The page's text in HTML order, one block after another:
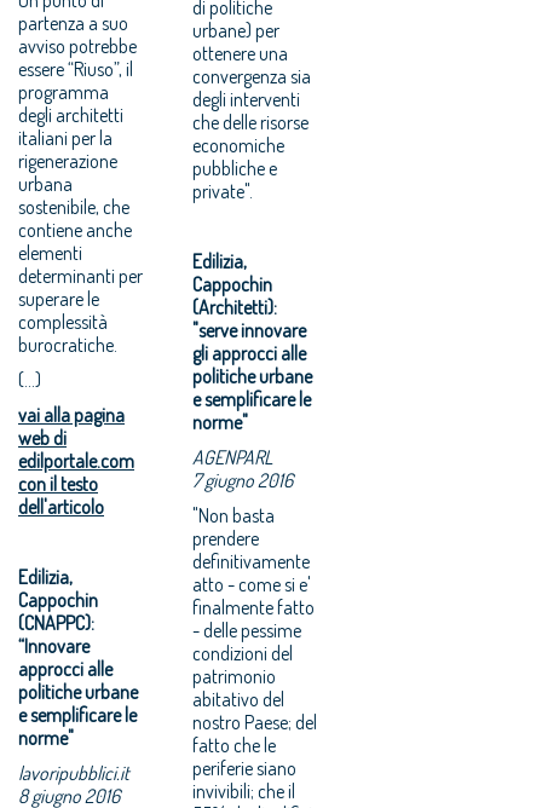
partenza a suo
avviso potrebbe
essere “Riuso”, il
programma
degli architetti
italiani per la
rigenerazione
urbana
sostenibile, che
contiene anche
elementi
determinanti per
superare le
complessità
burocratiche.
(...)
vai alla pagina
web di
edilportale.com
con il testo
dell'articolo
Edilizia,
Cappochin
(CNAPPC):
“Innovare
approcci alle
politiche urbane
e semplificare le
norme"
lavoripubblici.it
8 giugno 2016
di politiche
urbane) per
ottenere una
convergenza sia
degli interventi
che delle risorse
economiche
pubbliche e
private".
Edilizia,
Cappochin
(Architetti):
"serve innovare
gli approcci alle
politiche urbane
e semplificare le
norme"
AGENPARL
7 giugno 2016
"Non basta
prendere
definitivamente
atto - come si e'
finalmente fatto
- delle pessime
condizioni del
patrimonio
abitativo del
nostro Paese; del
fatto che le
periferie siano
invivibili; che il